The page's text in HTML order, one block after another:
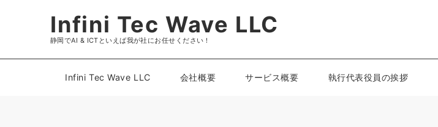
Infini Tec Wave LLC
静岡でAI & ICTといえば我が社にお任せください！
Infini Tec Wave LLC 会社概要 サービス概要 執行代表役員の挨拶